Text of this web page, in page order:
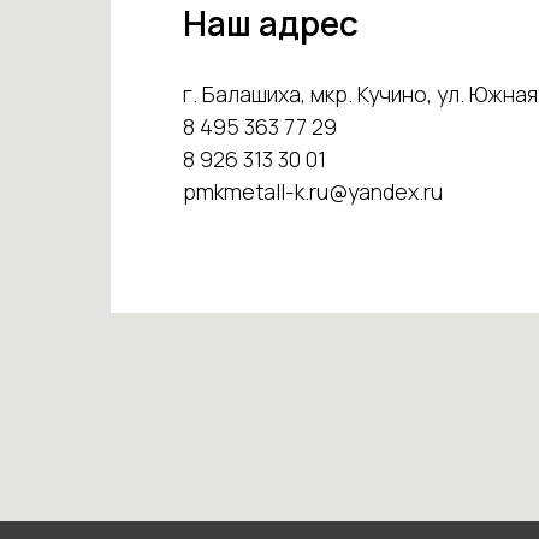
Наш адрес
г. Балашиха, мкр. Кучино, ул. Южная
8 495 363 77 29
8 926 313 30 01
pmkmetall-k.ru@yandex.ru